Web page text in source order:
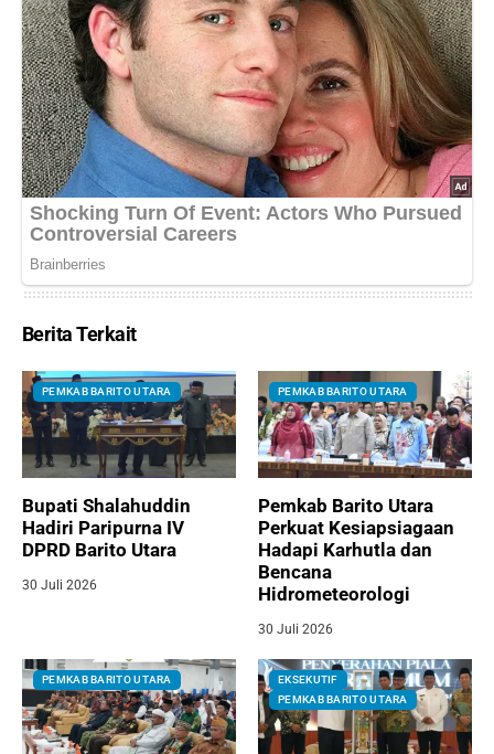
Berita Terkait
PEMKAB BARITO UTARA
Bupati Shalahuddin
Hadiri Paripurna IV
DPRD Barito Utara
30 Juli 2026
PEMKAB BARITO UTARA
Pemkab Barito Utara
Perkuat Kesiapsiagaan
Hadapi Karhutla dan
Bencana
Hidrometeorologi
30 Juli 2026
PEMKAB BARITO UTARA
EKSEKUTIF
PEMKAB BARITO UTARA